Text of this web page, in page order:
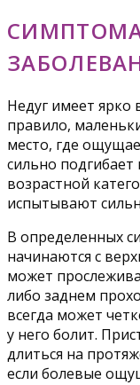
Недуг имеет
правило,
место, где
сильно
возрастной
испытывают
В определенных
начинаются с
может
либо заднем
всегда может
у него болит.
длиться на
если болевые